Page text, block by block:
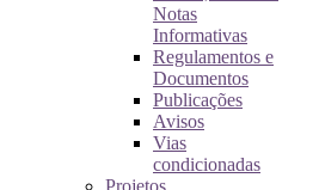
Notas
Informativas
Regulamentos e
Documentos
Publicações
Avisos
Vias
condicionadas
Projetos